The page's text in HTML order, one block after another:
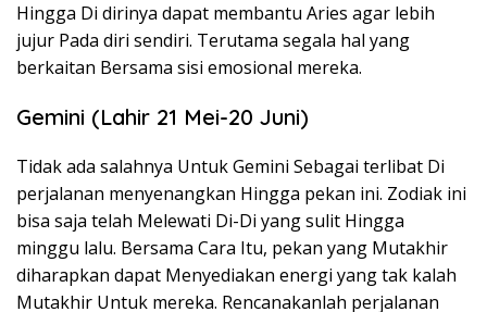
Hingga Di dirinya dapat membantu Aries agar lebih
jujur Pada diri sendiri. Terutama segala hal yang
berkaitan Bersama sisi emosional mereka.
Gemini (Lahir 21 Mei-20 Juni)
Tidak ada salahnya Untuk Gemini Sebagai terlibat Di
perjalanan menyenangkan Hingga pekan ini. Zodiak ini
bisa saja telah Melewati Di-Di yang sulit Hingga
minggu lalu. Bersama Cara Itu, pekan yang Mutakhir
diharapkan dapat Menyediakan energi yang tak kalah
Mutakhir Untuk mereka. Rencanakanlah perjalanan